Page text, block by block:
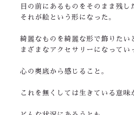
目の前にあるものをそのまま残し
それが絵という形になった。
綺麗なものを綺麗な形で飾りたい
まざまなアクセサリーになってい
心の奥底から感じること。
これを無くしては生きている意味